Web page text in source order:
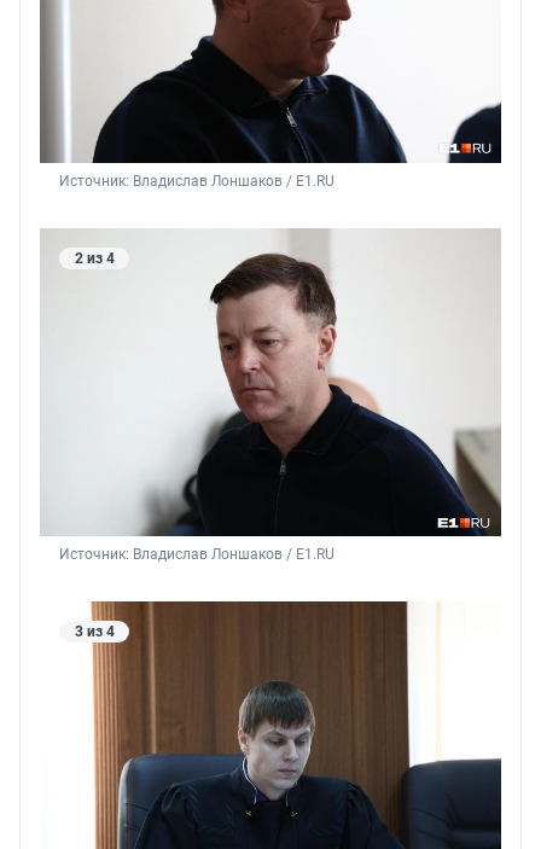
Источник: Владислав Лоншаков / E1.RU
2 из 4
Источник: Владислав Лоншаков / E1.RU
3 из 4